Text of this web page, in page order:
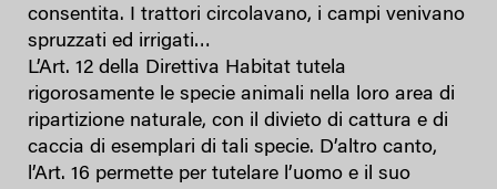
consentita. I trattori circolavano, i campi venivano
spruzzati ed irrigati…
L’Art. 12 della Direttiva Habitat tutela
rigorosamente le specie animali nella loro area di
ripartizione naturale, con il divieto di cattura e di
caccia di esemplari di tali specie. D’altro canto,
l’Art. 16 permette per tutelare l’uomo e il suo